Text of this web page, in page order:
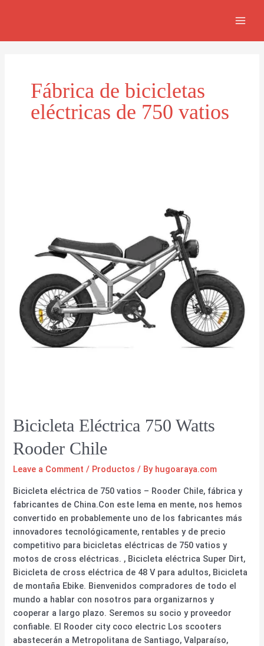
Fábrica de bicicletas
eléctricas de 750 vatios
Bicicleta Eléctrica 750 Watts
Rooder Chile
Leave a Comment / Productos / By hugoaraya.com
Bicicleta eléctrica de 750 vatios – Rooder Chile, fábrica y
fabricantes de China.Con este lema en mente, nos hemos
convertido en probablemente uno de los fabricantes más
innovadores tecnológicamente, rentables y de precio
competitivo para bicicletas eléctricas de 750 vatios y
motos de cross eléctricas. , Bicicleta eléctrica Super Dirt,
Bicicleta de cross eléctrica de 48 V para adultos, Bicicleta
de montaña Ebike. Bienvenidos compradores de todo el
mundo a hablar con nosotros para organizarnos y
cooperar a largo plazo. Seremos su socio y proveedor
confiable. El Rooder city coco electric Los scooters
abastecerán a Metropolitana de Santiago, Valparaíso,